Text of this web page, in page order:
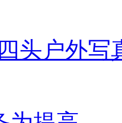
头户外写